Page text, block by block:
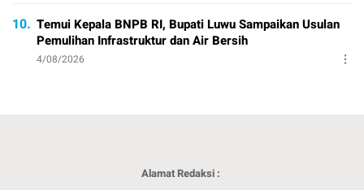
10. Temui Kepala BNPB RI, Bupati Luwu Sampaikan Usulan
Pemulihan Infrastruktur dan Air Bersih
4/08/2026
Alamat Redaksi :